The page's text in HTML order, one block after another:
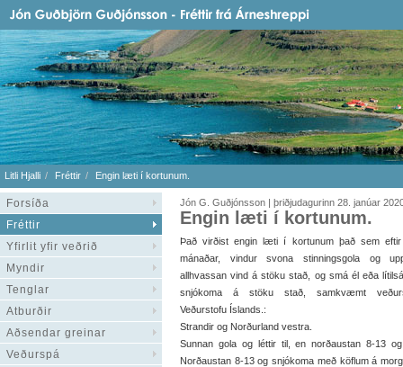
Litli Hjalli Fréttir Engin læti í kortunum.
Forsíða
Fréttir
Yfirlit yfir veðrið
Myndir
Tenglar
Atburðir
Aðsendar greinar
Veðurspá
Jón G. Guðjónsson | þriðjudagurinn 28. janúar
Engin læti í kortunum.
Það virðist engin læti í kortunum það sem eftir
mánaðar, vindur svona stinningsgola og
allhvassan vind á stöku stað, og smá él eða
snjókoma á stöku stað, samkvæmt
Veðurstofu Íslands.:
Strandir og Norðurland vestra.
Sunnan gola og léttir til, en norðaustan 8-13
Norðaustan 8-13 og snjókoma með köflum á